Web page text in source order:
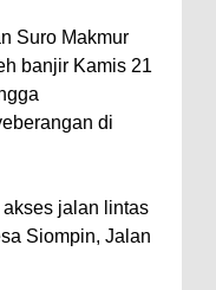
Suro Makmur
banjir Kamis 21
di
jalan lintas
Siompin, Jalan